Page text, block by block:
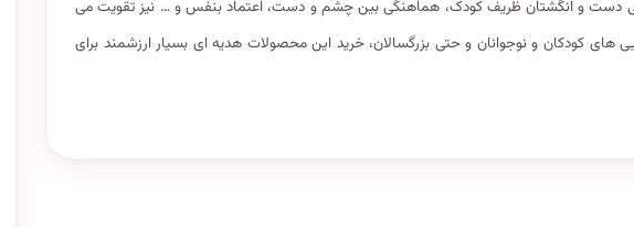
دست و انگشتان ظریف کودک، هماهنگی بین چشم و دست، اعتماد بنفس و … نیز تقویت می
های کودکان و نوجوانان و حتی بزرگسالان، خرید این محصولات هدیه ای بسیار ارزشمند برای